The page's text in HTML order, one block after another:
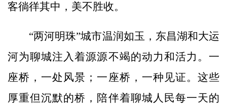
客徜徉其中，美不胜收。
“两河明珠”城市温润如玉，东昌湖和大运
河为聊城注入着源源不竭的动力和活力。一
座桥，一处风景；一座桥，一种见证。这些
厚重但沉默的桥，陪伴着聊城人民每一天的